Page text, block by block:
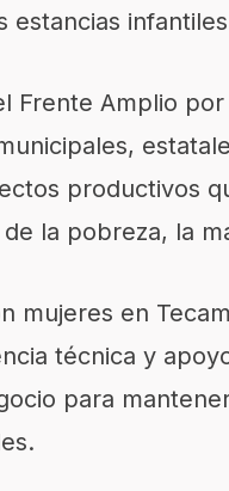
estancias
Frente Amplio
productivos
la pobreza, la
mujeres en
técnica y
para